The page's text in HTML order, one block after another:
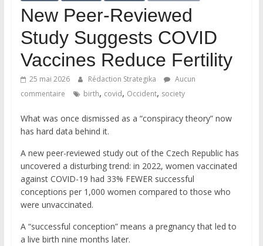
New Peer-Reviewed
Study Suggests COVID
Vaccines Reduce Fertility
25 mai 2026 Rédaction Strategika
Aucun
commentaire
birth, covid, Occident, society
What was once dismissed as a “conspiracy theory” now
has hard data behind it.
A new peer-reviewed study out of the Czech Republic has
uncovered a disturbing trend: in 2022, women vaccinated
against COVID-19 had 33% FEWER successful
conceptions per 1,000 women compared to those who
were unvaccinated.
A “successful conception” means a pregnancy that led to
a live birth nine months later.